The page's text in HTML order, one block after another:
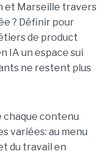
et Marseille travers
? Définir pour
de product
IA un espace sui
ne restent plus
contenu
variées: au menu
du travail en